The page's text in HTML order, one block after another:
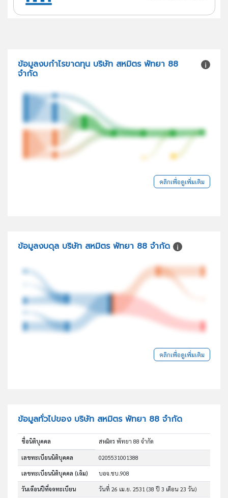
ข้อมูลงบกำไรขาดทุน บริษัท สหมิตร พัทยา 88
จำกัด
คลิกเพื่อดูเพิ่มเติม
ข้อมูลงบดุล บริษัท สหมิตร พัทยา 88 จำกัด
คลิกเพื่อดูเพิ่มเติม
ข้อมูลทั่วไปของ บริษัท สหมิตร พัทยา 88 จำกัด
ชื่อนิติบุคคล สหมิตร พัทยา 88 จำกัด
เลขทะเบียนนิติบุคคล 0205531001388
เลขทะเบียนนิติบุคคล (เดิม) บอจ.ชบ.908
วันเดือนปีที่จดทะเบียน วันที่ 26 เม.ย. 2531(38 ปี 3 เดือน 23 วัน)